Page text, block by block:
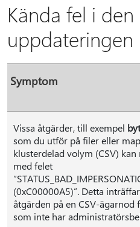
Kända fel i
uppdateringen
Symptom
Vissa åtgärder, till exempel
som du utför på filer eller
klusterdelad volym (CSV) kan
med felet
(0xC00000A5)”. Detta
åtgärden på en CSV-ägarnod
som inte har